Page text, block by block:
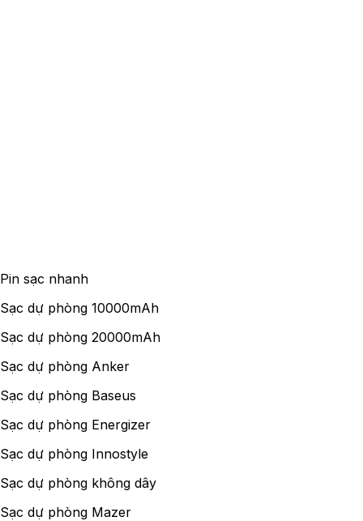
Pin sạc nhanh
Sạc dự phòng 10000mAh
Sạc dự phòng 20000mAh
Sạc dự phòng Anker
Sạc dự phòng Baseus
Sạc dự phòng Energizer
Sạc dự phòng Innostyle
Sạc dự phòng không dây
Sạc dự phòng Mazer